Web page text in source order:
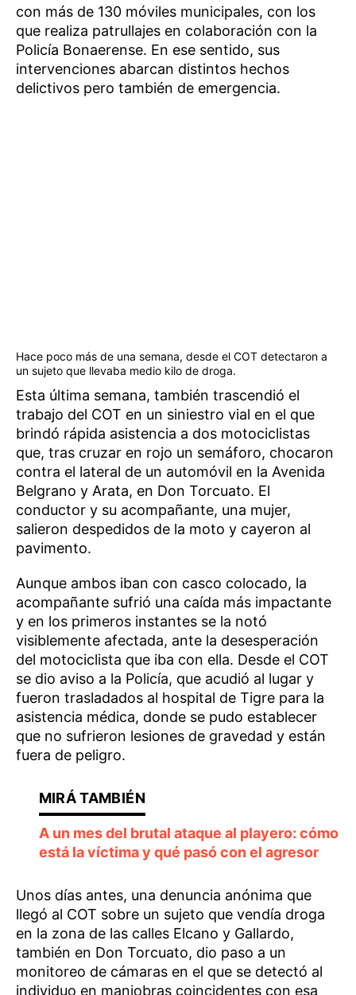
con más de 130 móviles municipales, con los
que realiza patrullajes en colaboración con la
Policía Bonaerense. En ese sentido, sus
intervenciones abarcan distintos hechos
delictivos pero también de emergencia.
Hace poco más de una semana, desde el COT detectaron a
un sujeto que llevaba medio kilo de droga.
Esta última semana, también trascendió el
trabajo del COT en un siniestro vial en el que
brindó rápida asistencia a dos motociclistas
que, tras cruzar en rojo un semáforo, chocaron
contra el lateral de un automóvil en la Avenida
Belgrano y Arata, en Don Torcuato. El
conductor y su acompañante, una mujer,
salieron despedidos de la moto y cayeron al
pavimento.
Aunque ambos iban con casco colocado, la
acompañante sufrió una caída más impactante
y en los primeros instantes se la notó
visiblemente afectada, ante la desesperación
del motociclista que iba con ella. Desde el COT
se dio aviso a la Policía, que acudió al lugar y
fueron trasladados al hospital de Tigre para la
asistencia médica, donde se pudo establecer
que no sufrieron lesiones de gravedad y están
fuera de peligro.
A un mes del brutal ataque al playero: cómo
está la víctima y qué pasó con el agresor
Unos días antes, una denuncia anónima que
llegó al COT sobre un sujeto que vendía droga
en la zona de las calles Elcano y Gallardo,
también en Don Torcuato, dio paso a un
monitoreo de cámaras en el que se detectó al
individuo en maniobras coincidentes con esa